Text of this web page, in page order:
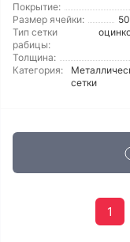
Покрытие:
Размер ячейки:
Тип сетки
рабицы:
Толщина:
Категория:
сетки
1